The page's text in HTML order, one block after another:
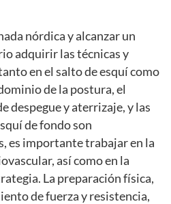
nórdica y alcanzar un
adquirir las técnicas y
en el salto de esquí como
de la postura, el
despegue y aterrizaje, y las
de fondo son
es importante trabajar en la
así como en la
La preparación física,
de fuerza y resistencia,